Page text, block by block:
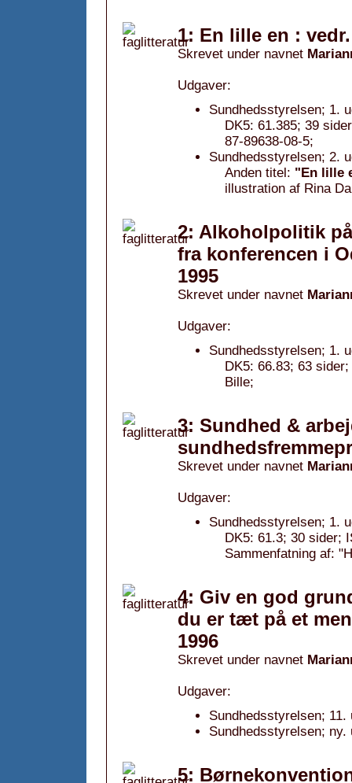
1: En lille en :
Skrevet under navnet
Udgaver:
Sundhedsstyrelsen; 1.
DK5: 61.385; 39
87-89638-08-5;
Sundhedsstyrelsen; 2.
Anden titel: "En lille
illustration af Rina
2: Alkoholpolitik
fra konferencen i
1995
Skrevet under navnet
Udgaver:
Sundhedsstyrelsen; 1.
DK5: 66.83; 63
Bille;
3: Sundhed &
Skrevet under navnet
Udgaver:
Sundhedsstyrelsen; 1.
DK5: 61.3; 30 sider;
Sammenfatning af:
4: Giv en god
du er tæt på et
1996
Skrevet under navnet
Udgaver:
Sundhedsstyrelsen; 11.
Sundhedsstyrelsen; ny.
5: